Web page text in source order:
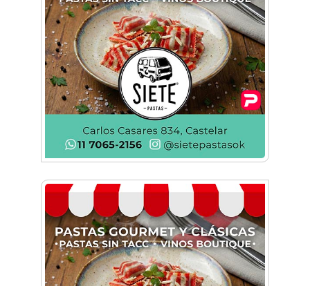
Historias con Toque Venezolano: Tequeños, la
esencia del sabor y la alegría en un bocado
Build With AI: Google Developer Groups
Castelar llevó charlas de IA a BYTEC
Lunettes de vegetales y corazón de
mozzarella: El paso a paso para una pasta de
autor
Una organización en expansión: Pamela
Álvarez y su enfoque integral en seguros
La mejor berenjena en escabeche está en la
Zona Oeste
Viva Fest llenó la plaza San Martín de Haedo
con música, feria y familias